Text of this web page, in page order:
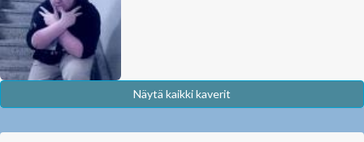
Näytä kaikki kaverit